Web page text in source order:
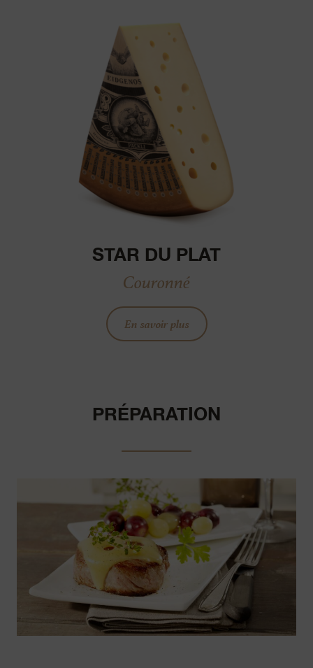
STAR DU PLAT
Couronné
En savoir plus
PRÉPARATION